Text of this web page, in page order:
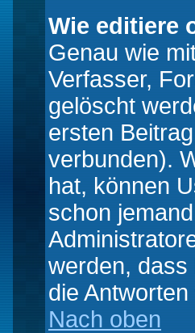
Wie editiere
Genau wie
Verfasser,
gelöscht
ersten
verbunden).
hat, können
schon
werden, dass
die
Nach oben